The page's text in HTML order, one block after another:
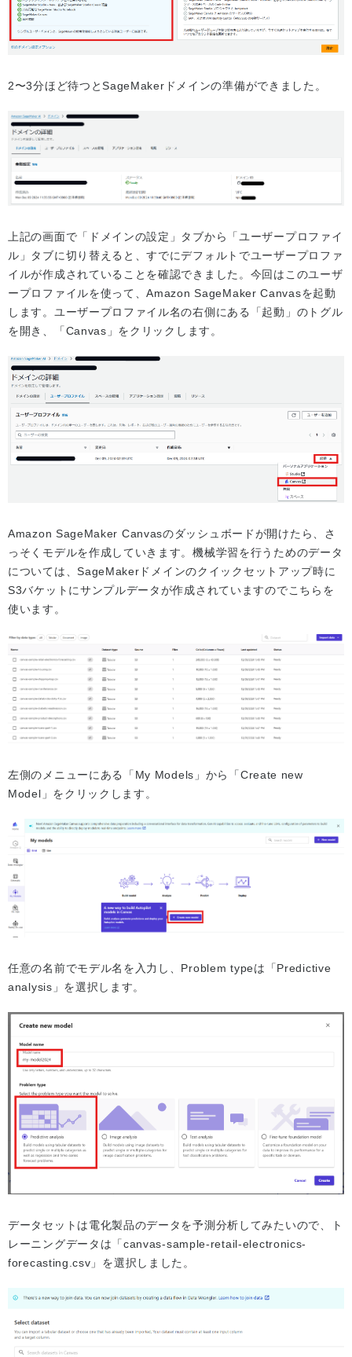
2〜3分ほど待つとSageMakerドメインの準備ができました。
上記の画面で「ドメインの設定」タブから「ユーザープロファイ
ル」タブに切り替えると、すでにデフォルトでユーザープロファ
イルが作成されていることを確認できました。今回はこのユーザ
ープロファイルを使って、Amazon SageMaker Canvasを起動
します。ユーザープロファイル名の右側にある「起動」のトグル
を開き、「Canvas」をクリックします。
Amazon SageMaker Canvasのダッシュボードが開けたら、さ
っそくモデルを作成していきます。機械学習を行うためのデータ
については、SageMakerドメインのクイックセットアップ時に
S3バケットにサンプルデータが作成されていますのでこちらを
使います。
左側のメニューにある「My Models」から「Create new
Model」をクリックします。
任意の名前でモデル名を入力し、Problem typeは「Predictive
analysis」を選択します。
データセットは電化製品のデータを予測分析してみたいので、ト
レーニングデータは「canvas-sample-retail-electronics-
forecasting.csv」を選択しました。